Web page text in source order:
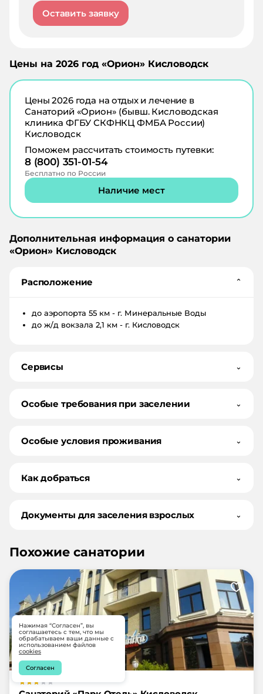
Оставить заявку
Цены на 2026 год «Орион» Кисловодск
Цены2026года на отдых и лечение в
Санаторий «Орион» (бывш. Кисловодская
клиника ФГБУ СКФНКЦ ФМБА России)
Кисловодск
Поможем рассчитать стоимость путевки:
8 (800) 351-01-54
Бесплатно по России
Наличие мест
Дополнительная информация о санатории
«Орион» Кисловодск
Расположение ⌄
до аэропорта 55 км - г. Минеральные Воды
до ж/д вокзала 2,1 км - г. Кисловодск
Сервисы ⌄
Особые требования при заселении ⌄
Особые условия проживания ⌄
Как добраться ⌄
Документы для заселения взрослых ⌄
Похожие санатории
Нажимая “Согласен”, вы
соглашаетесь с тем, что мы
обрабатываем ваши данные с
использованием файлов
cookies
Согласен